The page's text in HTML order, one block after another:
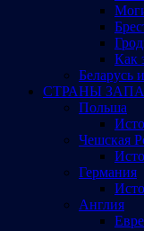
Как
Беларусь
СТРАНЫ
Польша
Чешская
Германия
Англия